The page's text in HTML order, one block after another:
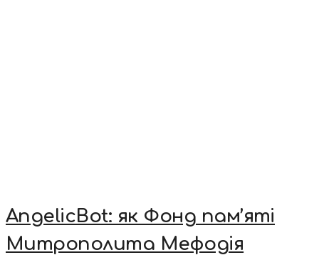
AngelicBot: як Фонд пам’яті
Митрополита Мефодія